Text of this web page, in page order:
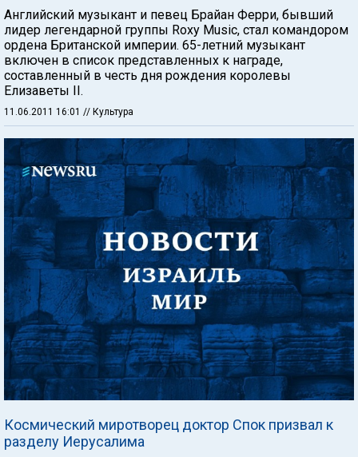
Английский музыкант и певец Брайан Ферри, бывший
лидер легендарной группы Roxy Music, стал командором
ордена Британской империи. 65-летний музыкант
включен в список представленных к награде,
составленный в честь дня рождения королевы
Елизаветы II.
11.06.2011 16:01 // Культура
Космический миротворец доктор Спок призвал к
разделу Иерусалима